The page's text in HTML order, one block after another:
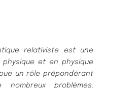
relativiste est une
et en physique
un rôle prépondérant
nombreux problèmes.